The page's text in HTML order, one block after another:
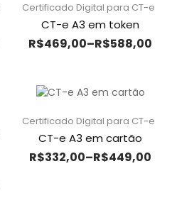
Certificado Digital para CT-e
CT-e A3 em token
R$469,00–R$588,00
Certificado Digital para CT-e
CT-e A3 em cartão
R$332,00–R$449,00